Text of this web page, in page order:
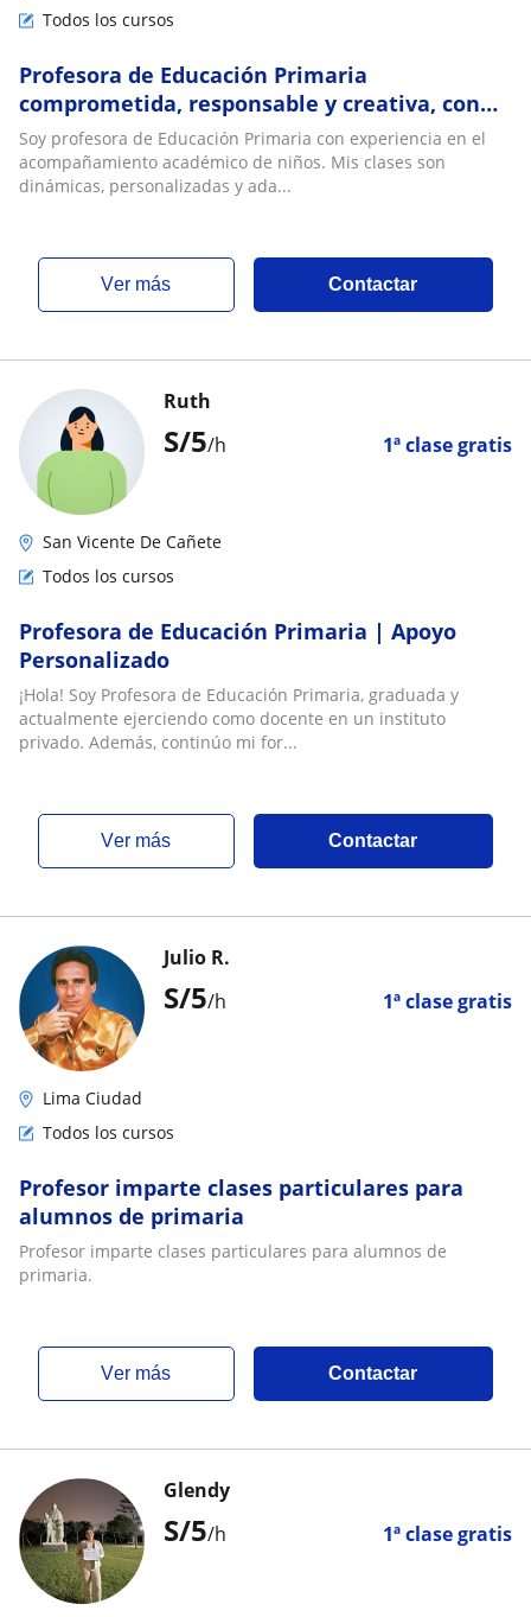
Todos los cursos
Profesora de Educación Primaria
comprometida, responsable y creativa, con
experiencia en planificación, enseñanza y
acompañamiento
Soy profesora de Educación Primaria con experiencia en el
acompañamiento académico de niños. Mis clases son
dinámicas, personalizadas y ada...
ver más Contactar
S/5/h 1ª clase gratis
Ruth
San Vicente De Cañete
Todos los cursos
Profesora de Educación Primaria | Apoyo
Personalizado
¡Hola! Soy Profesora de Educación Primaria, graduada y
actualmente ejerciendo como docente en un instituto
privado. Además, continúo mi for...
ver más Contactar
S/5/h 1ª clase gratis
Julio R.
Lima Ciudad
Todos los cursos
Profesor imparte clases particulares para
alumnos de primaria
Profesor imparte clases particulares para alumnos de
primaria.
ver más Contactar
S/5/h 1ª clase gratis
Glendy